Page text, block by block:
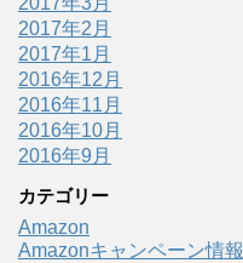
2017年2月
2017年1月
2016年12月
2016年11月
2016年10月
2016年9月
カテゴリー
Amazon
Amazonキャンペーン情報